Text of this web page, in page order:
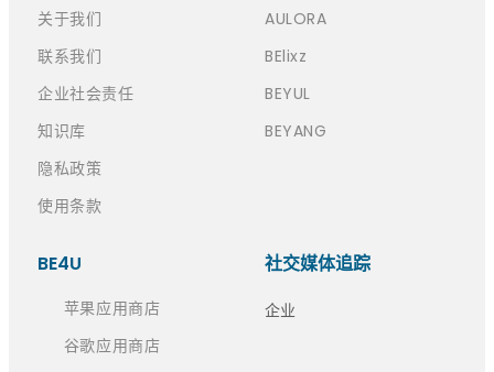
关于我们
联系我们
企业社会责任
知识库
隐私政策
使用条款
AULORA
BElixz
BEYUL
BEYANG
BE4U
苹果应用商店
谷歌应用商店
社交媒体追踪
企业